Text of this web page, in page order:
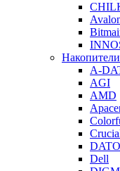
A-
AGI
AMD
DATO
Dell